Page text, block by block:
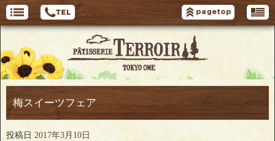
梅スイーツフェア
投稿日 2017年3月10日